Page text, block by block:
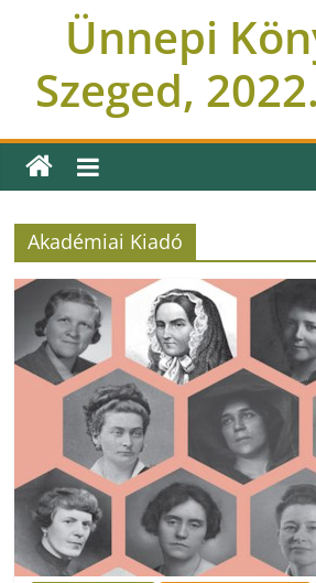
Ünnepi
Szeged,
Akadémiai Kiadó